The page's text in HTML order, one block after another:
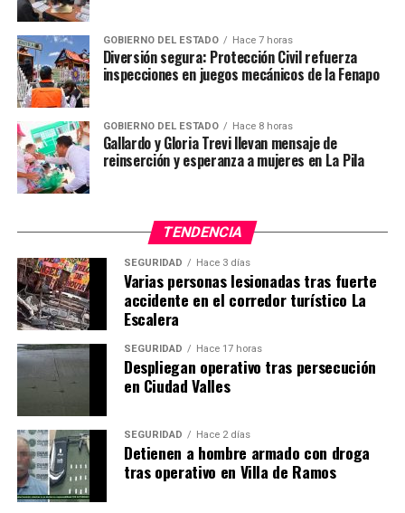
GOBIERNO DEL ESTADO Hace 7 horas
Diversión segura: Protección Civil refuerza
inspecciones en juegos mecánicos de la Fenapo
GOBIERNO DEL ESTADO Hace 8 horas
Gallardo y Gloria Trevi llevan mensaje de
reinserción y esperanza a mujeres en La Pila
TENDENCIA
SEGURIDAD Hace 3 días
Varias personas lesionadas tras fuerte
accidente en el corredor turístico La
Escalera
SEGURIDAD Hace 17 horas
Despliegan operativo tras persecución
en Ciudad Valles
SEGURIDAD Hace 2 días
Detienen a hombre armado con droga
tras operativo en Villa de Ramos